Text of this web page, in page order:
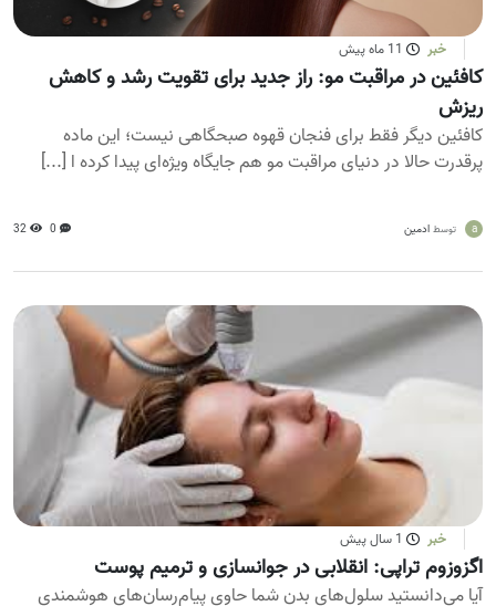
خبر 11 ماه پیش
کافئین در مراقبت مو: راز جدید برای تقویت رشد و کاهش
ریزش
کافئین دیگر فقط برای فنجان قهوه صبحگاهی نیست؛ این ماده
پرقدرت حالا در دنیای مراقبت مو هم جایگاه ویژه‌ای پیدا کرده ا [...]
a توسط ادمین 0
32
خبر 1 سال پیش
اگزوزوم تراپی: انقلابی در جوانسازی و ترمیم پوست
آیا می‌دانستید سلول‌های بدن شما حاوی پیام‌رسان‌های هوشمندی